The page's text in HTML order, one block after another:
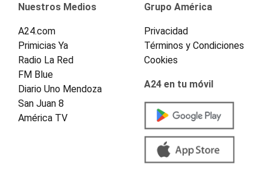
Nuestros Medios
A24.com
Primicias Ya
Radio La Red
FM Blue
Diario Uno Mendoza
San Juan 8
América TV
Grupo América
Privacidad
Términos y Condiciones
Cookies
A24 en tu móvil